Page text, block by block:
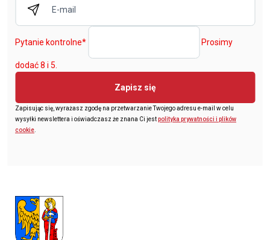
Pytanie kontrolne* Prosimy
dodać 8 i 5.
Zapisz się
Zapisując się, wyrażasz zgodę na przetwarzanie Twojego adresu e-mail w celu
wysyłki newslettera i oświadczasz że znana Ci jestpolityka prywatności i plików
cookie.